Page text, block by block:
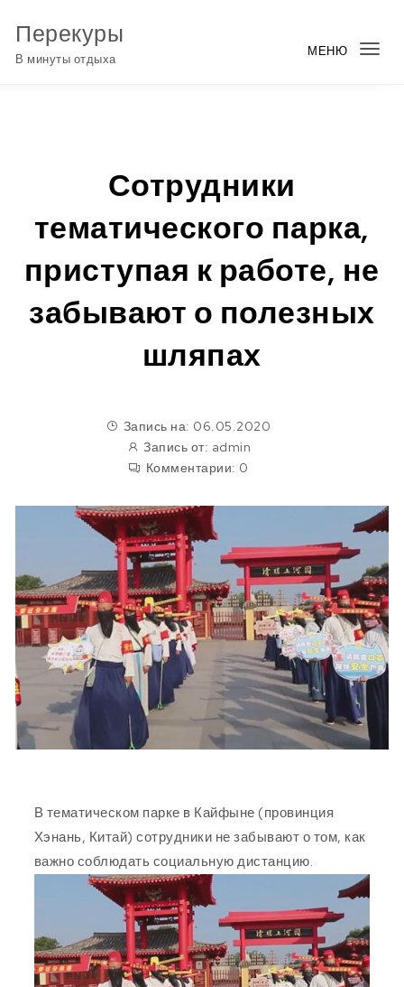
Перекуры
В минуты отдыха
МЕНЮ
Сотрудники
тематического парка,
приступая к работе, не
забывают о полезных
шляпах
Запись на: 06.05.2020
Запись от: admin
Комментарии: 0
В тематическом парке в Кайфыне (провинция
Хэнань, Китай) сотрудники не забывают о том, как
важно соблюдать социальную дистанцию.